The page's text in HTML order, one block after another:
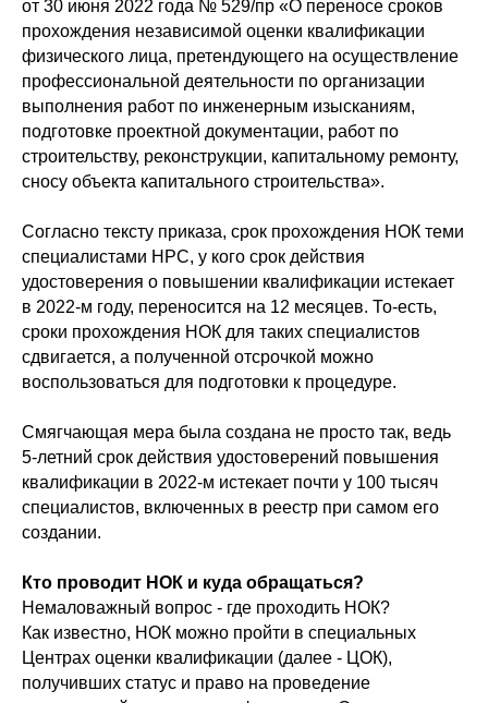
от 30 июня 2022 года № 529/пр «О переносе сроков
прохождения независимой оценки квалификации
физического лица, претендующего на осуществление
профессиональной деятельности по организации
выполнения работ по инженерным изысканиям,
подготовке проектной документации, работ по
строительству, реконструкции, капитальному ремонту,
сносу объекта капитального строительства».
Согласно тексту приказа, срок прохождения НОК теми
специалистами НРС, у кого срок действия
удостоверения о повышении квалификации истекает
в 2022-м году, переносится на 12 месяцев. То-есть,
сроки прохождения НОК для таких специалистов
сдвигается, а полученной отсрочкой можно
воспользоваться для подготовки к процедуре.
Смягчающая мера была создана не просто так, ведь
5-летний срок действия удостоверений повышения
квалификации в 2022-м истекает почти у 100 тысяч
специалистов, включенных в реестр при самом его
создании.
Кто проводит НОК и куда обращаться?
Немаловажный вопрос - где проходить НОК?
Как известно, НОК можно пройти в специальных
Центрах оценки квалификации (далее - ЦОК),
получивших статус и право на проведение